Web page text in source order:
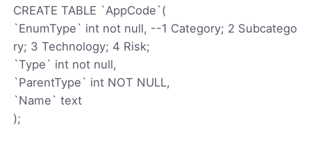
CREATE TABLE `AppCode`(
`EnumType` int not null, --1 Category; 2 Subcatego
ry; 3 Technology; 4 Risk;
`Type` int not null,
`ParentType` int NOT NULL,
`Name` text
);